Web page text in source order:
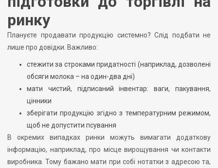
ринку
Плануєте продавати продукцію системно? Слід подбати не
лише про довідки. Важливо:
стежити за строками придатності (наприклад, дозволені
обсяги молока – на один-два дні)
мати чистий, підписаний інвентар: ваги, пакування,
цінники
зберігати продукцію згідно з температурним режимом,
щоб не допустити псування
В окремих випадках ринки можуть вимагати додаткову
інформацію, наприклад, про місце вирощування чи контакти
виробника. Тому бажано мати при собі нотатки з адресою та,